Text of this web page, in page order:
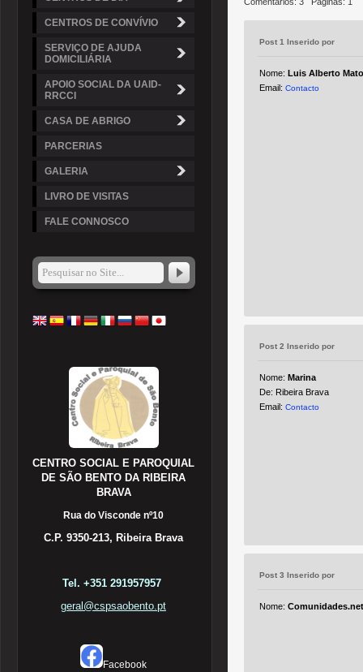
CENTROS DE CONVÍVIO
SERVIÇO DE AJUDA
DOMICILIÁRIA
APOIO SOCIAL DA UAID-
RRCCI
CASA DE ABRIGO
PARCERIAS
GALERIA
LIVRO DE VISITAS
FALE CONNOSCO
CENTRO SOCIAL E PAROQUIAL
DE SÃO BENTO DA RIBEIRA
BRAVA
Rua do Visconde nº10
C.P. 9350-213, Ribeira Brava
Tel. +351 291957957
geral@cspsaobento.pt
Facebook
Post 1 Inserido por
Nome: Luis Alberto
Email: Contacto
Post 2 Inserido por
Nome: Marina
De: Ribeira Brava
Email: Contacto
Post 3 Inserido por
Nome: Comunidades.net